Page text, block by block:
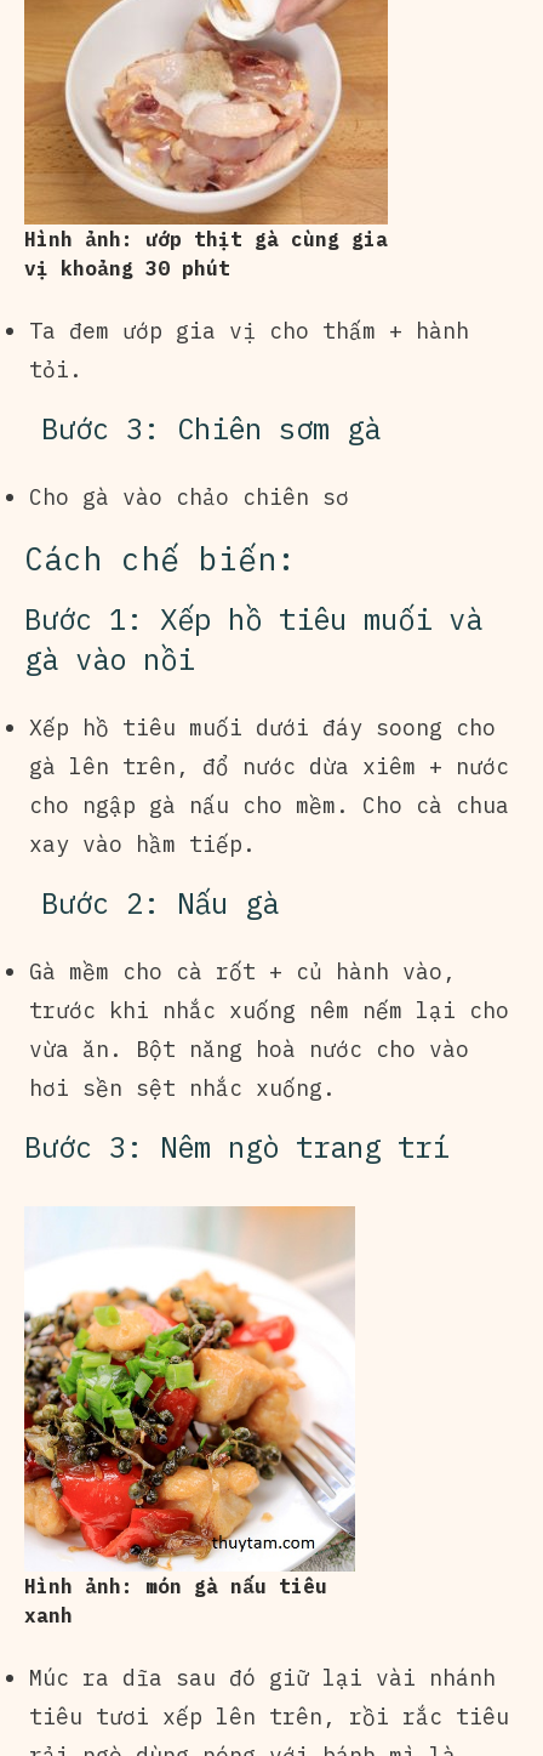
Hình ảnh: ướp thịt gà cùng gia
vị khoảng 30 phút
Ta đem ướp gia vị cho thấm + hành
tỏi.
Bước 3: Chiên sơm gà
Cho gà vào chảo chiên sơ
Cách chế biến:
Bước 1: Xếp hồ tiêu muối và
gà vào nồi
Xếp hồ tiêu muối dưới đáy soong cho
gà lên trên, đổ nước dừa xiêm + nước
cho ngập gà nấu cho mềm. Cho cà chua
xay vào hầm tiếp.
Bước 2: Nấu gà
Gà mềm cho cà rốt + củ hành vào,
trước khi nhắc xuống nêm nếm lại cho
vừa ăn. Bột năng hoà nước cho vào
hơi sền sệt nhắc xuống.
Bước 3: Nêm ngò trang trí
Hình ảnh: món gà nấu tiêu
xanh
Múc ra dĩa sau đó giữ lại vài nhánh
tiêu tươi xếp lên trên, rồi rắc tiêu